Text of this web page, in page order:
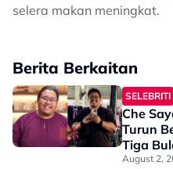
selera makan meningkat.
Berita Berkaitan
SELEBRITI
Che
Turun
Tiga
Lifting &
August 2,